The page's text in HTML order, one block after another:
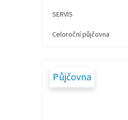
SERVIS
Celoroční půjčovna
Půjčovna